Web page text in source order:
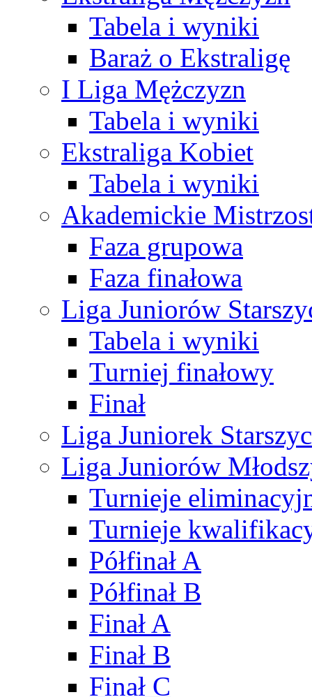
Tabela i wyniki
Baraż o Ekstraligę
I Liga Mężczyzn
Tabela i wyniki
Ekstraliga Kobiet
Tabela i wyniki
Akademickie
Faza grupowa
Faza finałowa
Liga Juniorów
Tabela i wyniki
Turniej finałowy
Finał
Liga Juniorek
Liga Juniorów
Turnieje
Turnieje
Półfinał A
Półfinał B
Finał A
Finał B
Finał C